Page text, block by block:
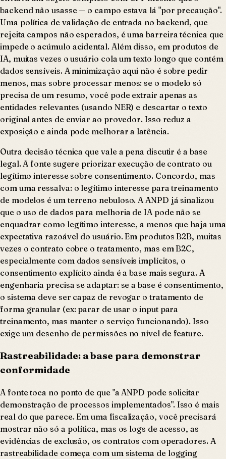
backend não usasse — o campo estava lá "por precaução".
Uma política de validação de entrada no backend, que
rejeita campos não esperados, é uma barreira técnica que
impede o acúmulo acidental. Além disso, em produtos de
IA, muitas vezes o usuário cola um texto longo que contém
dados sensíveis. A minimização aqui não é sobre pedir
menos, mas sobre processar menos: se o modelo só
precisa de um resumo, você pode extrair apenas as
entidades relevantes (usando NER) e descartar o texto
original antes de enviar ao provedor. Isso reduz a
exposição e ainda pode melhorar a latência.
Outra decisão técnica que vale a pena discutir é a base
legal. A fonte sugere priorizar execução de contrato ou
legítimo interesse sobre consentimento. Concordo, mas
com uma ressalva: o legítimo interesse para treinamento
de modelos é um terreno nebuloso. A ANPD já sinalizou
que o uso de dados para melhoria de IA pode não se
enquadrar como legítimo interesse, a menos que haja uma
expectativa razoável do usuário. Em produtos B2B, muitas
vezes o contrato cobre o tratamento, mas em B2C,
especialmente com dados sensíveis implícitos, o
consentimento explícito ainda é a base mais segura. A
engenharia precisa se adaptar: se a base é consentimento,
o sistema deve ser capaz de revogar o tratamento de
forma granular (ex: parar de usar o input para
treinamento, mas manter o serviço funcionando). Isso
exige um desenho de permissões no nível de feature.
Rastreabilidade: a base para demonstrar
conformidade
A fonte toca no ponto de que "a ANPD pode solicitar
demonstração de processos implementados". Isso é mais
real do que parece. Em uma fiscalização, você precisará
mostrar não só a política, mas os logs de acesso, as
evidências de exclusão, os contratos com operadores. A
rastreabilidade começa com um sistema de logging